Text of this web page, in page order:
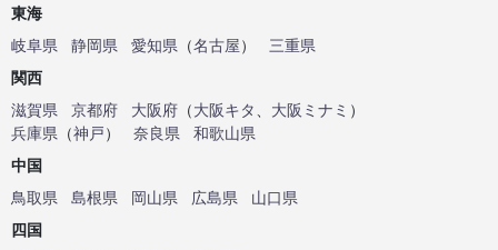
東海
岐阜県
静岡県 愛知県 （名古屋）
三重県
関西
滋賀県
京都府 大阪府 （大阪キタ 大阪ミナミ ）
兵庫県 （神戸） 奈良県
和歌山県
中国
鳥取県
島根県 岡山県 広島県
山口県
四国